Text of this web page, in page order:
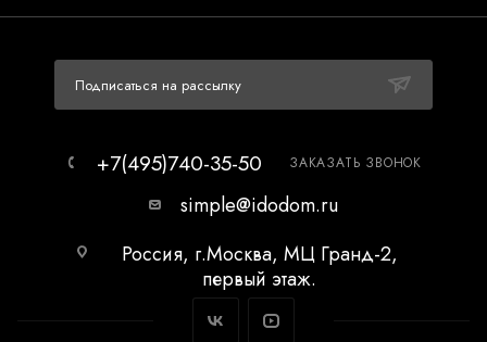
Подписаться на рассылку
+7(495)740-35-50 ЗАКАЗАТЬ ЗВОНОК
simple@idodom.ru
Россия, г.Москва, МЦ Гранд-2,
первый этаж.